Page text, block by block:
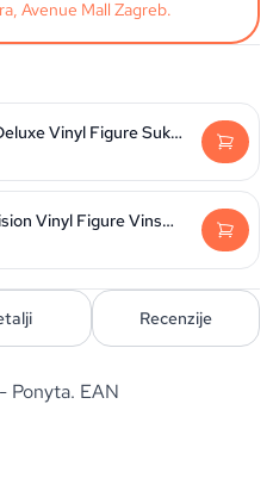
Avenue Mall Zagreb.
Jujutsu Kaisen POP! Deluxe Vinyl Figure Sukuna 9 cm
One Piece POP! Television Vinyl Figure Vinsmoke Sanji 9 cm
Recenzije
Ponyta. EAN